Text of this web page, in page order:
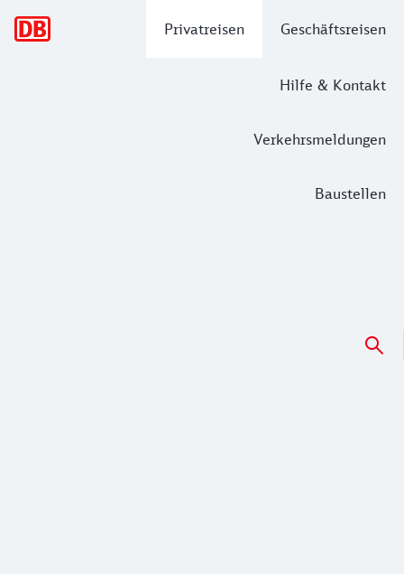
Privatreisen Geschäftsreisen
Hilfe & Kontakt
Verkehrsmeldungen
Baustellen